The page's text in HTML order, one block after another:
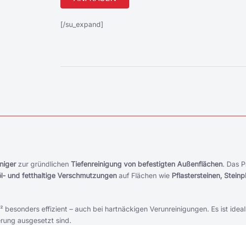
Alternative:
[/su_expand]
zur gründlichen Tiefenreinigung von befestigten Außenflächen. Das
und fetthaltige Verschmutzungen auf Flächen wie Pflastersteinen,
besonders effizient – auch bei hartnäckigen Verunreinigungen. Es ist
ausgesetzt sind.